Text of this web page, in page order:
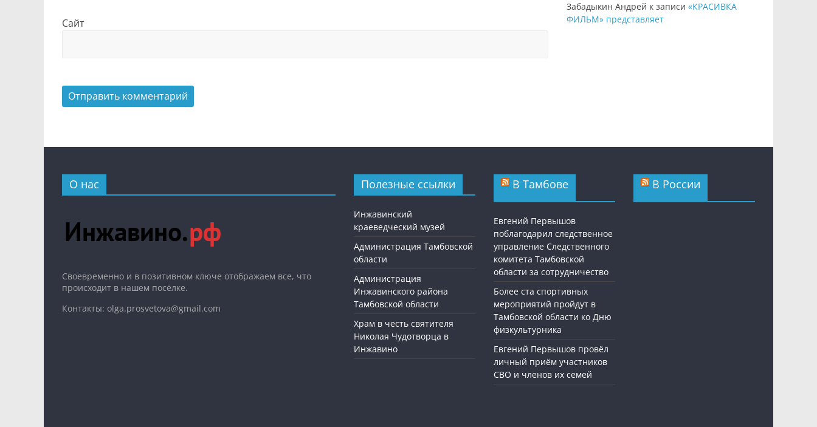
Сайт
Забадыкин Андрей к записи «КРАСИВКА
ФИЛЬМ» представляет
О нас
Cвоевременно и в позитивном ключе отображаем все, что
происходит в нашем посёлке.
Контакты: olga.prosvetova@gmail.com
Полезные ссылки
Инжавинский
краеведческий музей
Администрация Тамбовской
области
Администрация
Инжавинского района
Тамбовской области
Храм в честь святителя
Николая Чудотворца в
Инжавино
В Тамбове
Евгений Первышов
поблагодарил следственное
управление Следственного
комитета Тамбовской
области за сотрудничество
Более ста спортивных
мероприятий пройдут в
Тамбовской области ко Дню
физкультурника
Евгений Первышов провёл
личный приём участников
СВО и членов их семей
В России